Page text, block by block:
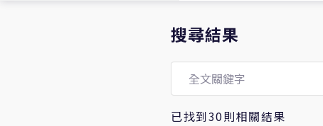
搜尋結果
已找到30則相關結果